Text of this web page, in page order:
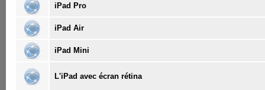
iPad Pro
iPad Air
iPad Mini
L'iPad avec écran rétina